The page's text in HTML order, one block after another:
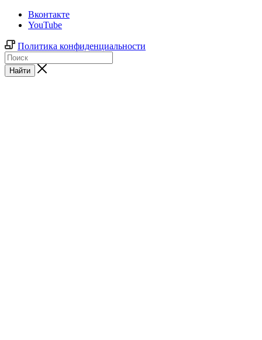
Вконтакте
YouTube
Политика конфиденциальности
Найти